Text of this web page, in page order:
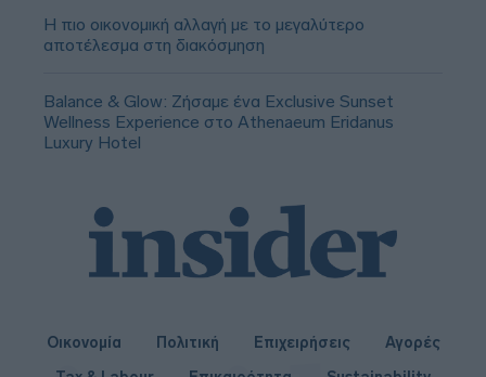
Η πιο οικονομική αλλαγή με το μεγαλύτερο
αποτέλεσμα στη διακόσμηση
Balance & Glow: Ζήσαμε ένα Exclusive Sunset
Wellness Experience στο Athenaeum Eridanus
Luxury Hotel
Οικονομία Πολιτική Επιχειρήσεις
Αγορές